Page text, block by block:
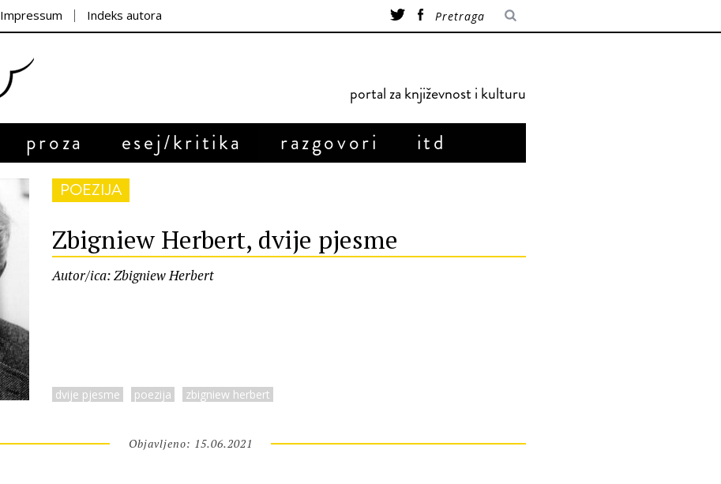
Impressum Indeks autora
portal za književnost i kulturu
proza esej/kritika razgovori itd
POEZIJA
Zbigniew Herbert, dvije pjesme
Autor/ica: Zbigniew Herbert
dvije pjesme poezija zbigniew herbert
Objavljeno: 15.06.2021